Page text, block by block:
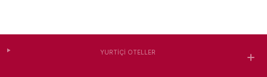
YURTIÇI OTELLER